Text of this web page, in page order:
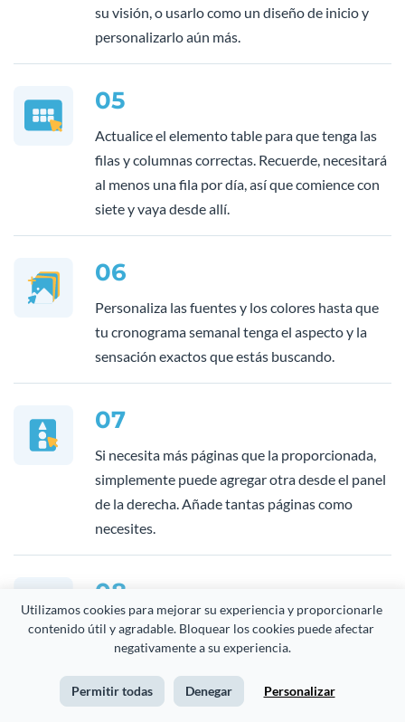
Utilizamos cookies para mejorar su experiencia y proporcionarle
contenido útil y agradable. Bloquear los cookies puede afectar
negativamente a su experiencia.
Permitir todas Denegar Personalizar
su visión, o usarlo como un diseño de inicio y
personalizarlo aún más.
05
Actualice el elemento table para que tenga las
filas y columnas correctas. Recuerde, necesitará
al menos una fila por día, así que comience con
siete y vaya desde allí.
06
Personaliza las fuentes y los colores hasta que
tu cronograma semanal tenga el aspecto y la
sensación exactos que estás buscando.
07
Si necesita más páginas que la proporcionada,
simplemente puede agregar otra desde el panel
de la derecha. Añade tantas páginas como
necesites.
08
Ingrese la información de su cronograma
directamente en Visme, o descárguelo como un
archivo PDF e imprima su nuevo cronograma
semanal para dibujar sus reuniones y hacer una